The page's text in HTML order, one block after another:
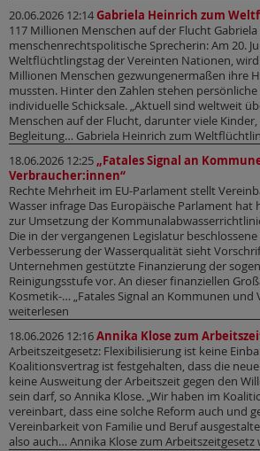
20.06.2026 12:14Gabriela Heinrich zum
117 Millionen Menschen auf der Flucht
menschenrechtspolitische Sprecherin: Am 20.
Weltflüchtlingstag der Vereinten Nationen,
Millionen Menschen gezwungenermaßen ihre
mussten. Hinter den Zahlen stehen
individuelle Schicksale. „Aktuell sind weltweit
Menschen auf der Flucht, darunter viele
Begleitung… Gabriela Heinrich zum
18.06.2026 12:25„Fatales Signal an
Verbraucher:innen“
Rechte Mehrheit im EU-Parlament stellt
Wasser infrage Das Europäische Parlament hat
zur Umsetzung der
Die in der vergangenen Legislatur
Verbesserung der Wasserqualität sieht
Unternehmen gestützte Finanzierung der
Reinigungsstufe vor. An dieser finanziellen
Kosmetik-… „Fatales Signal an Kommunen und
weiterlesen
18.06.2026 12:16Annika Klose zum
Arbeitszeitgesetz: Flexibilisierung ist keine
Koalitionsvertrag ist festgehalten, dass die
keine Ausweitung der Arbeitszeit gegen den
sein darf, so Annika Klose. „Wir haben im
vereinbart, dass eine solche Reform auch und
Vereinbarkeit von Familie und Beruf
also auch… Annika Klose zum Arbeitszeitgesetz